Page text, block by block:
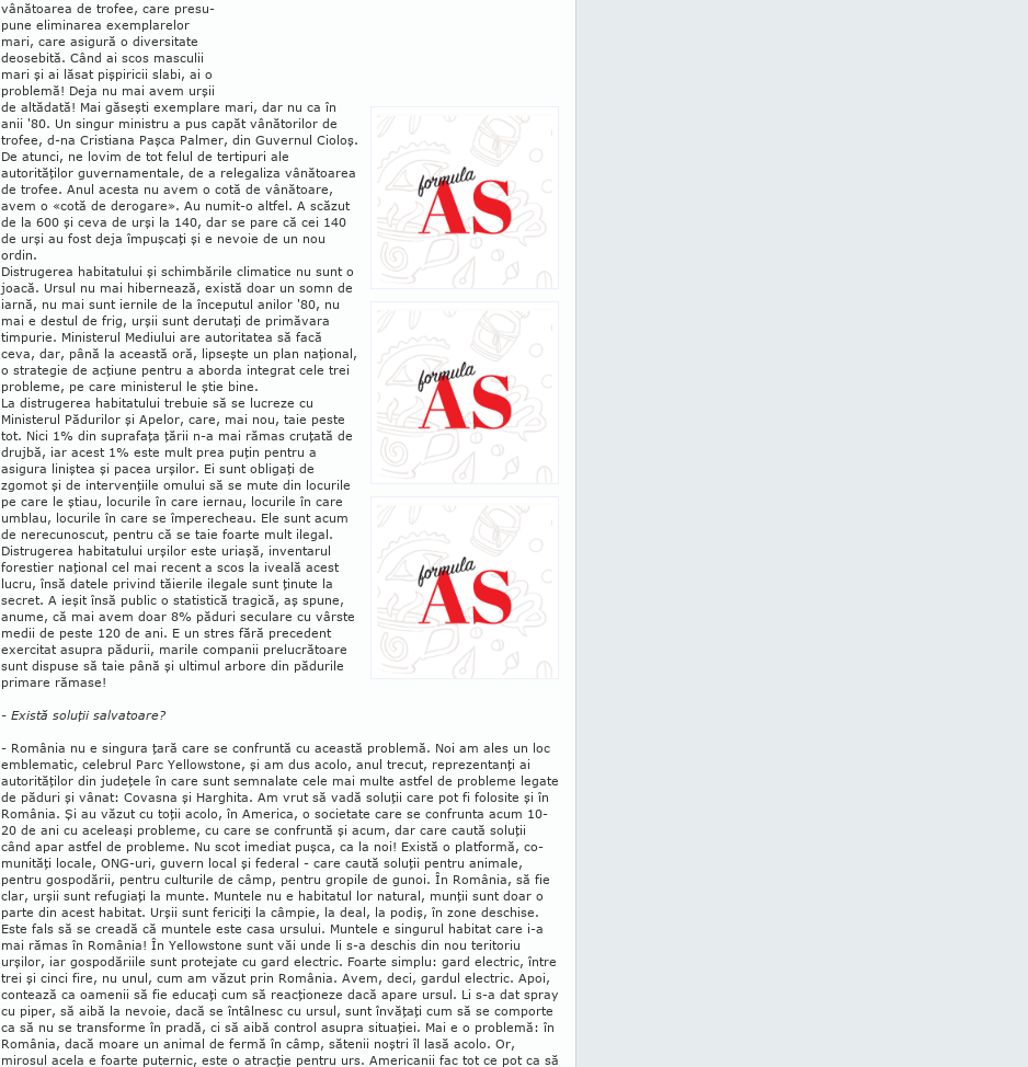
vânătoarea de trofee, care presu­
pune eliminarea exemplarelor
mari, care asigură o diversitate
deosebită. Când ai scos masculii
mari şi ai lăsat pişpiricii slabi, ai o
problemă! Deja nu mai avem urşii
de altădată! Mai găseşti exem­plare mari, dar nu ca în
anii '80. Un singur ministru a pus capăt vânătorilor de
trofee, d-na Cristiana Paşca Palmer, din Guvernul Cioloş.
De atunci, ne lovim de tot felul de tertipuri ale
autorităţilor gu­ver­namentale, de a relegaliza vână­toa­rea
de trofee. Anul acesta nu avem o cotă de vânătoare,
avem o «cotă de derogare». Au numit-o altfel. A scăzut
de la 600 şi ceva de urşi la 140, dar se pare că cei 140
de urşi au fost deja îm­puşcaţi şi e nevoie de un nou
ordin.
Distrugerea habitatului şi schimbările climatice nu sunt o
joacă. Ursul nu mai hiber­nează, există doar un somn de
iarnă, nu mai sunt iernile de la începutul anilor '80, nu
mai e destul de frig, urşii sunt deru­taţi de primăvara
timpurie. Ministerul Me­diului are autoritatea să facă
ceva, dar, până la această oră, lipseşte un plan naţional,
o strategie de acţiune pentru a aborda integrat cele trei
probleme, pe care ministerul le ştie bine.
La distrugerea habitatului trebuie să se lucreze cu
Ministerul Pădurilor şi Apelor, care, mai nou, taie peste
tot. Nici 1% din suprafaţa ţării n-a mai rămas cruţată de
drujbă, iar acest 1% este mult prea puţin pentru a
asigura liniştea şi pacea urşilor. Ei sunt obligaţi de
zgomot şi de intervenţiile omului să se mute din locurile
pe care le ştiau, locurile în care iernau, locurile în care
umblau, locurile în care se împerecheau. Ele sunt acum
de nerecunoscut, pen­­tru că se taie foarte mult ilegal.
Distrugerea ha­bita­tului ur­şilor este uria­şă, inventarul
forestier naţio­nal cel mai recent a scos la iveală acest
lucru, însă datele privind tăierile ile­gale sunt ţinute la
secret. A ieşit însă public o statis­tică tragică, aş spu­ne,
anu­me, că mai avem doar 8% păduri seculare cu vârste
medii de peste 120 de ani. E un stres fără precedent
exercitat asupra pădurii, marile companii prelucră­toare
sunt dispuse să taie până şi ultimul arbore din pădurile
pri­mare rămase!
- Există soluţii sal­va­toare?
- România nu e sin­gura ţară care se con­fruntă cu această proble­mă. Noi am ales un loc
emblematic, cele­brul Parc Yellow­stone, şi am dus acolo, anul tre­cut, reprezentanţi ai
autorită­ţilor din judeţele în care sunt semnalate cele mai multe astfel de probleme legate
de pă­duri şi vânat: Covasna şi Harghita. Am vrut să vadă soluţii care pot fi folosite şi în
România. Şi au văzut cu toţii acolo, în America, o societate care se con­frunta acum 10-
20 de ani cu aceleaşi probleme, cu care se con­fruntă şi acum, dar care caută so­luţii
când apar astfel de probleme. Nu scot ime­diat puşca, ca la noi! E­xistă o platformă, co­
mu­nităţi locale, ONG-uri, guvern local şi federal - care caută soluţii pentru animale,
pentru gospodării, pen­tru culturile de câmp, pentru gropile de gunoi. În România, să fie
clar, urşii sunt refugiaţi la munte. Muntele nu e habitatul lor natural, munţii sunt doar o
parte din acest habitat. Urşii sunt fericiţi la câmpie, la deal, la podiş, în zone deschise.
Este fals să se creadă că muntele este casa ursului. Muntele e singurul habi­tat care i-a
mai rămas în România! În Yellowstone sunt văi unde li s-a deschis din nou teritoriu
urşilor, iar gospodăriile sunt protejate cu gard electric. Foarte simplu: gard electric, între
trei şi cinci fire, nu unul, cum am văzut prin România. Avem, deci, gardul electric. Apoi,
contează ca oamenii să fie educaţi cum să reacţioneze dacă apare ursul. Li s-a dat spray
cu piper, să aibă la nevoie, dacă se întâl­nesc cu ursul, sunt învăţaţi cum să se comporte
ca să nu se transforme în pradă, ci să aibă control asupra situaţiei. Mai e o problemă: în
România, dacă moare un animal de fermă în câmp, sătenii noştri îl lasă acolo. Or,
mirosul acela e foarte puter­nic, este o atracţie pentru urs. Americanii fac tot ce pot ca să